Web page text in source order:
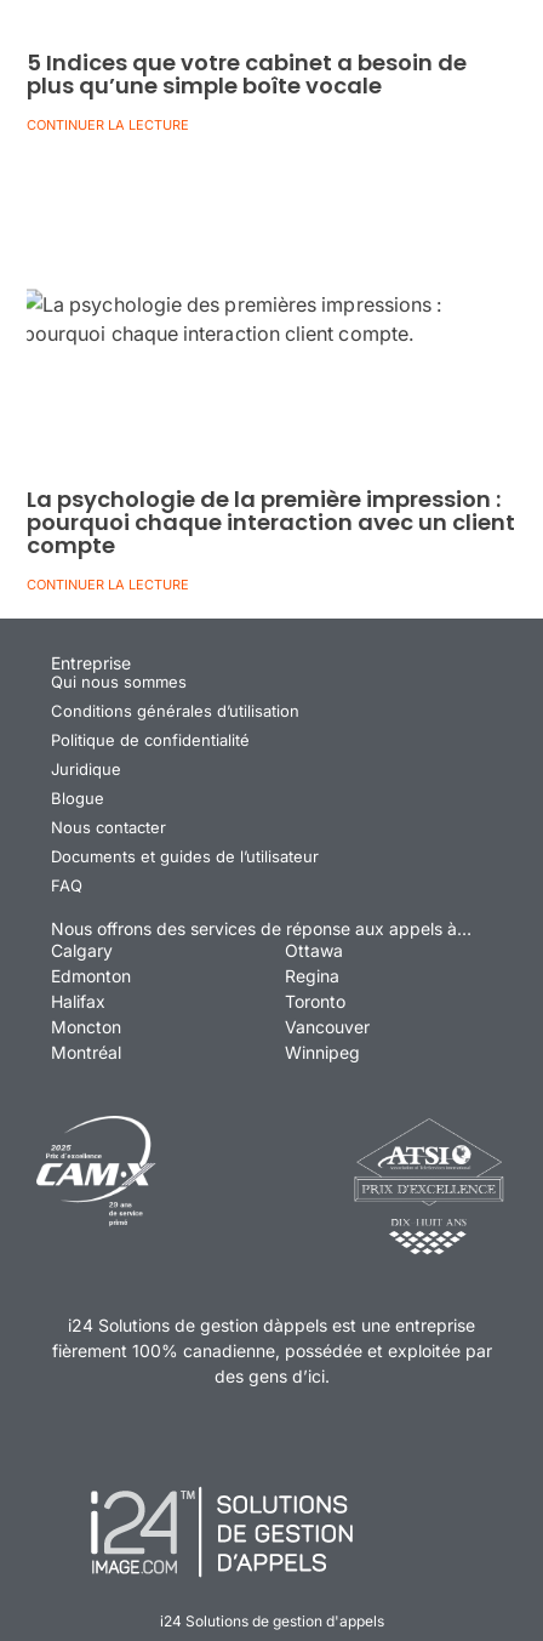
5 Indices que votre cabinet a besoin de
plus qu’une simple boîte vocale
CONTINUER LA LECTURE
La psychologie de la première impression :
pourquoi chaque interaction avec un client
compte
CONTINUER LA LECTURE
i24 Solutions de gestion d'appels
Entreprise
Qui nous sommes
Conditions générales d’utilisation
Politique de confidentialité
Juridique
Blogue
Nous contacter
Documents et guides de l’utilisateur
FAQ
Nous offrons des services de réponse aux appels à…
Calgary
Edmonton
Halifax
Moncton
Montréal
Ottawa
Regina
Toronto
Vancouver
Winnipeg
i24 Solutions de gestion dàppels est une entreprise
fièrement 100% canadienne, possédée et exploitée par
des gens d’ici.